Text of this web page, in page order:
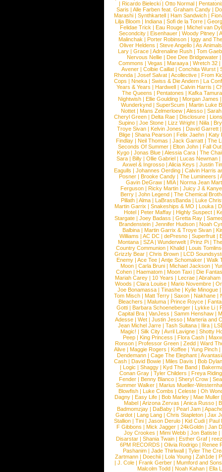
| Ricardo Bielecki | Otto Normal |
Saris | Alle Farben feat. Graham Candy |
Marashi | Synthkartell | Ham Sandwich |
Lilja Bloom | Indiana | Sofi de la Torre |
Felidae Trick | Eau Rouge | Michel van
Secondcity |Eisenhauer |Woody Pitney |
Malinchak |Porter Robinson | Iggy and
Oliver Heldens |Steve Angello |As Animals
Lary | Grace | Adrenaline Rush | Tom
Nervous Nellie | Dee Dee Bridgewater |
Commons |Vegas |Maraaya |Wretch 32 |
Avener | Colbie Caillat | Conchita Wurst |
Rhonda | Josef Salvat | Acollective | From
Cops | Nneka | Swiss & Die Andern | La
Years & Years |Hardwell |Calvin Harris |
The Queens | Pentatones | Kafka Tamura
Nightwish |Ellie Goulding |Morgan James
Wunderkynd | SuperScum | Martin Luke
Nottet |Mans Zelmerloew |Alesso |
Cheryl Green |Delta Rae |Disclosure |
Supino |Joe Stone |Lizz Wright |Niila |
Troye Sivan | Kelvin Jones | David Garrett
Blige | Shana Pearson | Felix Jaehn | Katy
Findlay |Neil Thomas |Jack Garratt |The
Seconds Of Summer |Elton John |Fall
Kygo |Jonas Blue |Alessia Cara |The
Sara |Billy |Ollie Gabriel |Lucas Newman |
Axwel & Ingrosso | Alicia Keys | Justin
Eagulls |Johannes Oerding |Calvin Harris
Posner |Brooke Candy |The Lumineers |
Gavin DeGraw | MIA| Norma Jean
Ferguson | Ricky Martin | Juicy J &
Berry | John Legend | The Chemical
Pillath |Alma |LaBrassBanda |Luke
Martin Garrix | Snakeships & MO | Louka |
Hotel | Peter Maffay | Highly Suspect |
Stargate |Joey Badass |Gretta Ray |
Brandenstein |Jennifer Hudson |Noah
Balbina | Martin Garrix & Troye Sivan |
Williams |AC DC |dePresno |Superfruit |
Montana |SZA|Wunderwelt |Prinz Pi |
Country Communion | Khalid | Louis
Grizzly Bear | Chris Brown | LCD
Enemy | Ace Tee | Antje Schomaker | Walk
Moon |Carla Bruni |Michael Jackson |
Cohen |Haematom |Moon Taxi |Die
Mariah Carey | 10 Years | Lecrae | Abraham
Woods |Clara Louise |Mario Novembre |
Joe Bonamassa | Tinashe | Kylie Minogue |
Tom Misch |Matt Terry |Saxon |Nakhane |
Bleachers | Maluma | Prince Royce |
Gotti |Barbara Schoeneberger |Lykke Li |
Capital Bra |VanJess |Samm Henshaw |
Adesse |Wet |Justin Jesso |Marteria and
Jean Michel Jarre |Tash Sultana | Ilira |
Magic! | Silk City | Avril Lavigne | Shotty
Peep |King Princess |Flora Cash |
Ronson |Professor Green |Zedd |Ward
Alive |Maggie Rogers |Koffee |Yung Pinch |
Dendemann |Cage The Elephant |
Cash | David Bowie | Miles Davis | Bob Dylan
|Logic |Shaggy |Kyd The Band |
Conan Gray |Tyler Childers |Freya
Fender |Benny Blanco |Sheryl Crow |
Summer Walker |Marius Mueller-
Blowfish | Luke Combs | Celeste | Oh
Dagny |Easy Life |Bob Marley |Mae Muller
Mabel |Arizona Zervas |Anica Russo |
Badmomzjay |DaBaby |Pearl Jam |
Gardot | Lang Lang | Chris Stapleton | Jax
Stallion |Tini |Jason Derulo |Kid Cudi |Paul
F Gibbons | Mick Jagger | 24kGoldn | Jan
Joy Crookes | Mimi Webb | Jon Batiste |
Disarstar | Shania Twain | Esther Graf |
6PM RECORDS | Olivia Rodrigo | Renee
Pashanim |Jade Thirlwall |Tyler The
Zartmann | Doechii | Lola Young | Zah1de |
| J. Cole | Frank Gerber | Mumford and Sons
Malcolm Todd | Noah Kahan | Ella